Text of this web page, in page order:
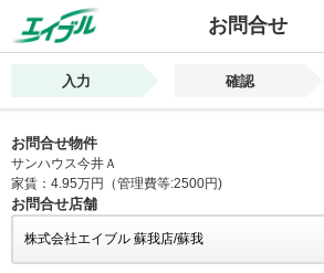
お問合せ
入力 確認
お問合せ物件
サンハウス今井Ａ
家賃：4.95万円（管理費等:2500円)
お問合せ店舗